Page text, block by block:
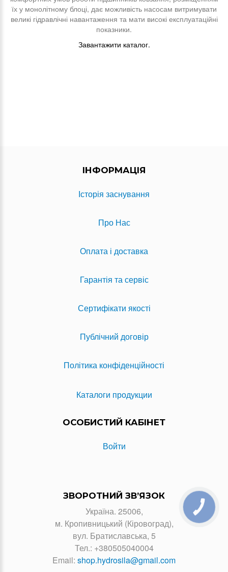
їх у монолітному блоці, дає можливість насосам витримувати
великі гідравлічні навантаження та мати високі експлуатаційні
показники.
Завантажити каталог.
ІНФОРМАЦІЯ
Історія заснування
Про Нас
Оплата і доставка
Гарантія та сервіс
Сертифікати якості
Публічний договір
Політика конфіденційності
Каталоги продукции
ОСОБИСТИЙ КАБІНЕТ
Войти
ЗВОРОТНИЙ ЗВ’ЯЗОК
Україна. 25006,
м. Кропивницький (Кіровоград),
вул. Братиславська, 5
Тел.: +380505040004
Email: shop.hydrosila@gmail.com
КНОПКА
ЗВ'ЯЗКУ